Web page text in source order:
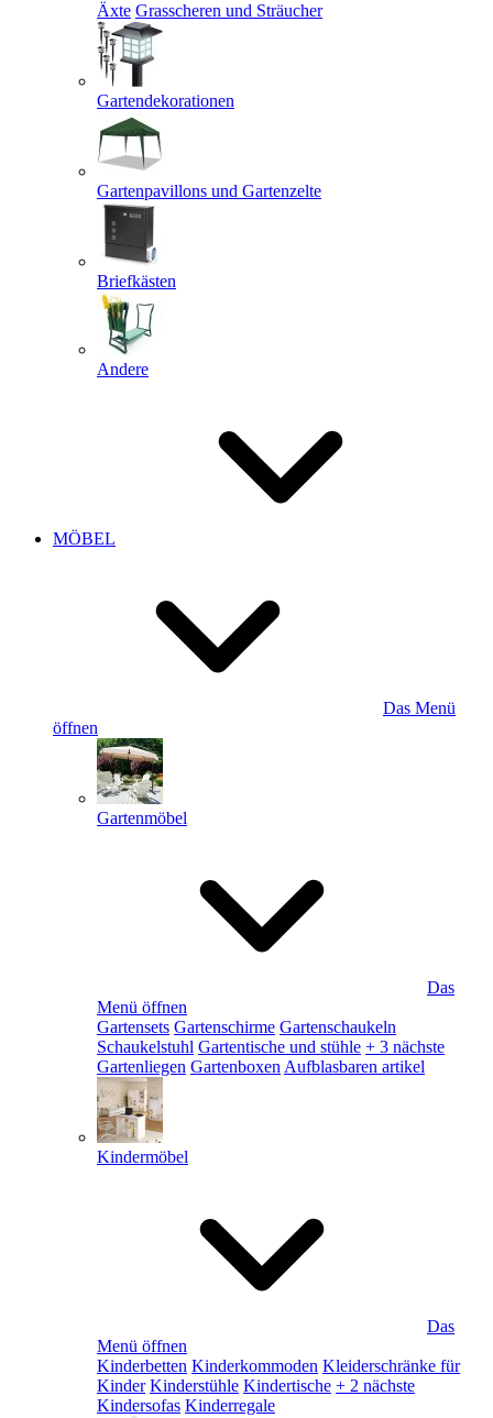
Äxte Grasscheren und Sträucher
Gartendekorationen
Gartenpavillons und Gartenzelte
Briefkästen
Andere
MÖBEL
Das Menü
öffnen
Gartenmöbel
Das
Menü öffnen
Gartensets Gartenschirme Gartenschaukeln
Schaukelstuhl Gartentische und stühle + 3 nächste
Gartenliegen Gartenboxen Aufblasbaren artikel
Kindermöbel
Das
Menü öffnen
Kinderbetten Kinderkommoden Kleiderschränke für
Kinder Kinderstühle Kindertische + 2 nächste
Kindersofas Kinderregale